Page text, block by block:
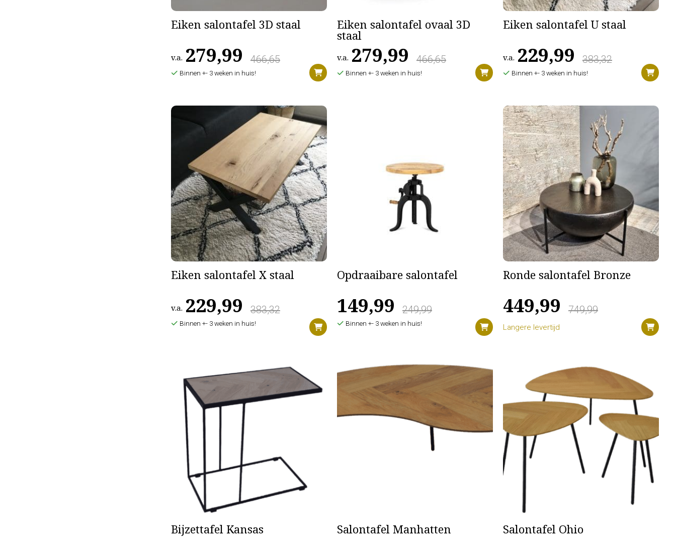
Eiken salontafel 3D staal
v.a. 466,65
279,99
Binnen +- 3 weken in huis!
Eiken salontafel ovaal 3D
staal
v.a. 466,65
279,99
Binnen +- 3 weken in huis!
Eiken salontafel U staal
v.a. 383,32
229,99
Binnen +- 3 weken in huis!
Eiken salontafel X staal
v.a. 383,32
229,99
Binnen +- 3 weken in huis!
Opdraaibare salontafel
249,99
149,99
Binnen +- 3 weken in huis!
Ronde salontafel Bronze
749,99
449,99
Langere levertijd
Bijzettafel Kansas Salontafel Manhatten Salontafel Ohio